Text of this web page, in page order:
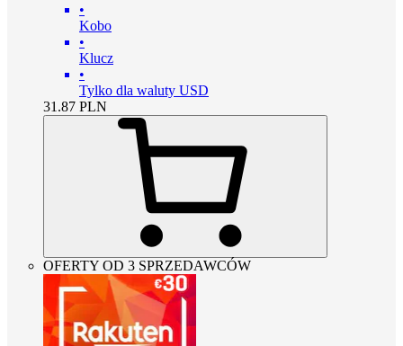
•
Kobo
•
Klucz
•
Tylko dla waluty USD
31.87 PLN
OFERTY OD 3 SPRZEDAWCÓW